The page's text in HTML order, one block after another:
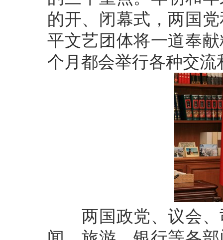
的开、闭幕式，两国
平文艺团体将一道奉
个月都会举行各种交流
两国政党、议会、